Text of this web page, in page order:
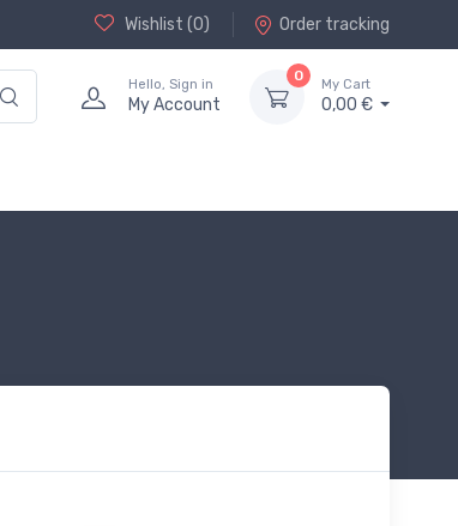
Wishlist (0) Order tracking
Hello, Sign in
My Account
0
My Cart
0,00 €